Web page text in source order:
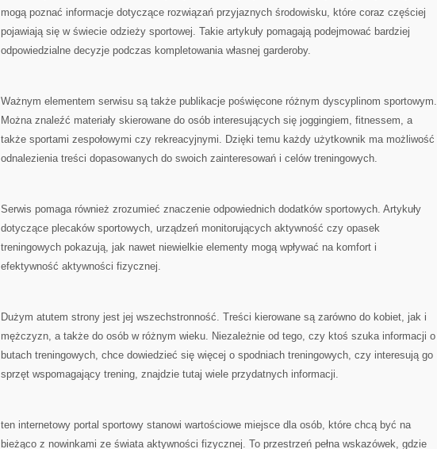
mogą poznać informacje dotyczące rozwiązań przyjaznych środowisku, które coraz częściej
pojawiają się w świecie odzieży sportowej. Takie artykuły pomagają podejmować bardziej
odpowiedzialne decyzje podczas kompletowania własnej garderoby.
Ważnym elementem serwisu są także publikacje poświęcone różnym dyscyplinom sportowym.
Można znaleźć materiały skierowane do osób interesujących się joggingiem, fitnessem, a
także sportami zespołowymi czy rekreacyjnymi. Dzięki temu każdy użytkownik ma możliwość
odnalezienia treści dopasowanych do swoich zainteresowań i celów treningowych.
Serwis pomaga również zrozumieć znaczenie odpowiednich dodatków sportowych. Artykuły
dotyczące plecaków sportowych, urządzeń monitorujących aktywność czy opasek
treningowych pokazują, jak nawet niewielkie elementy mogą wpływać na komfort i
efektywność aktywności fizycznej.
Dużym atutem strony jest jej wszechstronność. Treści kierowane są zarówno do kobiet, jak i
mężczyzn, a także do osób w różnym wieku. Niezależnie od tego, czy ktoś szuka informacji o
butach treningowych, chce dowiedzieć się więcej o spodniach treningowych, czy interesują go
sprzęt wspomagający trening, znajdzie tutaj wiele przydatnych informacji.
ten internetowy portal sportowy stanowi wartościowe miejsce dla osób, które chcą być na
bieżąco z nowinkami ze świata aktywności fizycznej. To przestrzeń pełna wskazówek, gdzie